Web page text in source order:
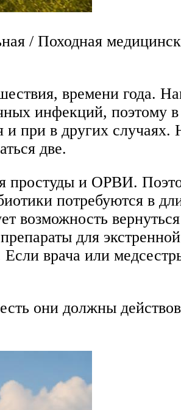
/ Походная
времени года.
инфекций, поэтому в
и при в других случаях.
две.
простуды и ОРВИ.
потребуются в
возможность
для
врача или
они должны